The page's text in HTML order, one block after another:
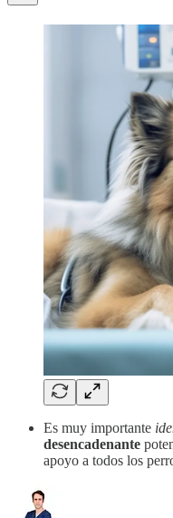
Es muy importante
desencadenante
apoyo a todos los